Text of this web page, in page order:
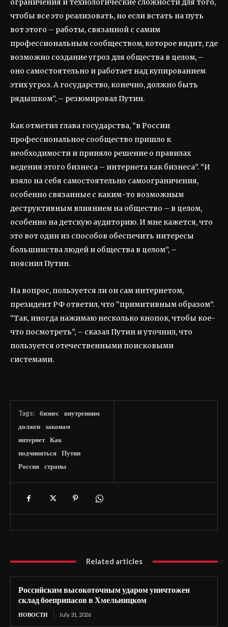
ограничения и технологические сложности для того,
чтобы все это реализовать, но если встать на путь
вот этого – работы, связанной с самим
профессиональным сообществом, которое видит, где
возможно создание угроз для общества в целом, –
оно самостоятельно и работает над купированием
этих угроз. А государство, конечно, должно быть
рядышком”, – резюмировал Путин.
Как отметил глава государства, “в России
профессиональное сообщество пришло к
необходимости и приняло решение о правилах
ведения этого бизнеса – интернета как бизнеса”. “И
взяло на себя самостоятельно самоограничения,
особенно связанные с каким-то возможным
деструктивным влиянием на общество – в целом,
особенно на детскую аудиторию. И мне кажется, что
это вот один из способов обеспечить интересы
большинства людей и общества в целом”, –
пояснил Путин.
На вопрос, пользуется ли он сам интернетом,
президент РФ ответил, что “примитивным образом”.
“Так, иногда нажимаю несколько кнопок, чтобы кое-
что посмотреть”, – сказал Путин и уточнил, что
пользуется отечественными поисковыми
системами.
Tags: бизнес
внутренним
должен
законам
интернет
Как
подчиняться
Путин
Россия
страны
Related articles
Российским высокоточным ударом уничтожен
склад боеприпасов в Хмельницком
НОВОСТИ July 31, 2026